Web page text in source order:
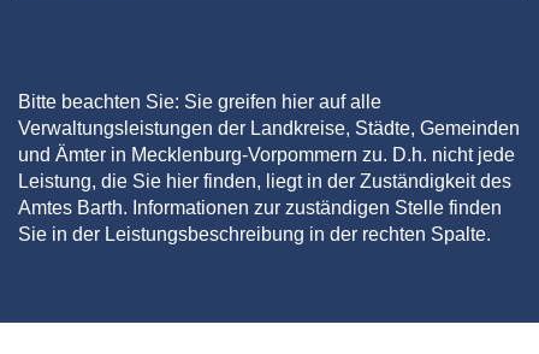
Bitte beachten Sie: Sie greifen hier auf alle
Verwaltungsleistungen der Landkreise, Städte, Gemeinden
und Ämter in Mecklenburg-Vorpommern zu. D.h. nicht jede
Leistung, die Sie hier finden, liegt in der Zuständigkeit des
Amtes Barth. Informationen zur zuständigen Stelle finden
Sie in der Leistungsbeschreibung in der rechten Spalte.